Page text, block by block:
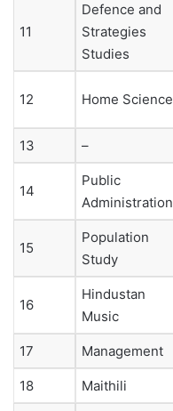
11
Defence and
Strategies
Studies
12 Home Science
13 –
14
Public
Administration
15
Population
Study
16
Hindustan
Music
17 Management
18 Maithili